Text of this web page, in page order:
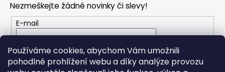
Používáme cookies, abychom Vám umožnili
pohodlné prohlížení webu a díky analýze provozu
í
Nezmeškejte žádné novinky či slevy!
E-mail
Vložením e-mailu souhlasíte s podmínkami
ochrany osobních údajů